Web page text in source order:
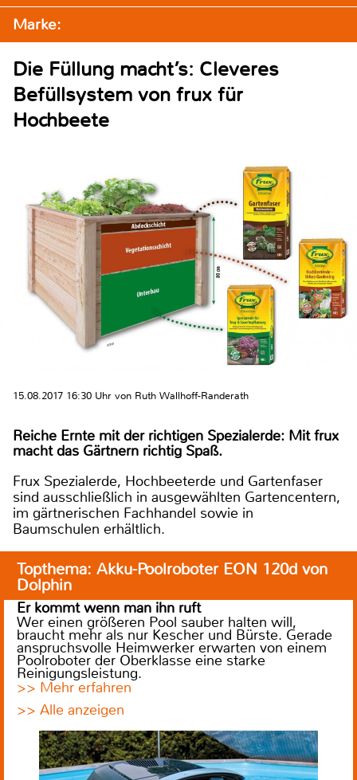
Marke:
Die Füllung macht’s: Cleveres
Befüllsystem von frux für
Hochbeete
15.08.2017 16:30 Uhr von Ruth Wallhoff-Randerath
Reiche Ernte mit der richtigen Spezialerde: Mit frux
macht das Gärtnern richtig Spaß.
Frux Spezialerde, Hochbeeterde und Gartenfaser
sind ausschließlich in ausgewählten Gartencentern,
im gärtnerischen Fachhandel sowie in
Baumschulen erhältlich.
Topthema: Akku-Poolroboter EON 120d von
Dolphin
Er kommt wenn man ihn ruft
Wer einen größeren Pool sauber halten will,
braucht mehr als nur Kescher und Bürste. Gerade
anspruchsvolle Heimwerker erwarten von einem
Poolroboter der Oberklasse eine starke
Reinigungsleistung.
>> Mehr erfahren
>> Alle anzeigen